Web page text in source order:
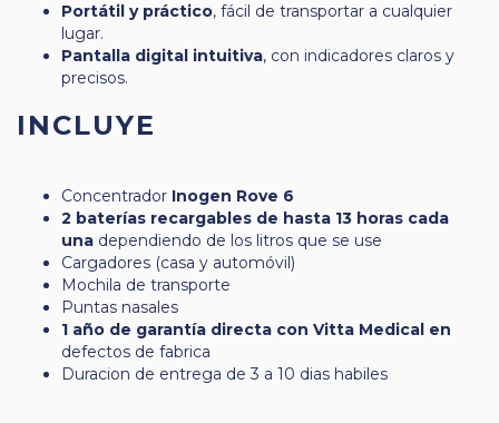
Portátil y práctico, fácil de transportar a cualquier
lugar.
Pantalla digital intuitiva, con indicadores claros y
precisos.
INCLUYE
Concentrador Inogen Rove 6
2 baterías recargables de hasta 13 horas cada
una dependiendo de los litros que se use
Cargadores (casa y automóvil)
Mochila de transporte
Puntas nasales
1 año de garantía directa con Vitta Medical en
defectos de fabrica
Duracion de entrega de 3 a 10 dias habiles